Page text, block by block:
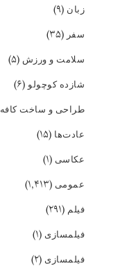
زبان (۹)
سفر (۳۵)
سلامت و ورزش (۵)
شازده کوچولو(۶)
طراحی و ساخت کافه
عادت‌ها (۱۵)
عکاسی (۱)
عمومی (۱,۴۱۳)
فیلم (۲۹۱)
فیلمسازی (۱)
فیلمسازی (۲)